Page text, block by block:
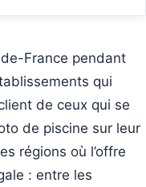
France pendant
qui
de ceux qui se
de piscine sur leur
régions où l’offre
: entre les